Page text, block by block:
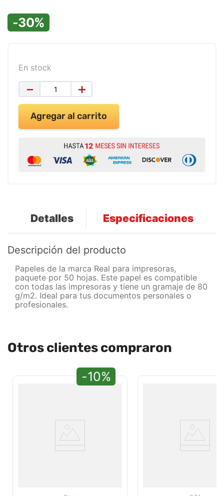
-30%
En stock
＋
－
Agregar al carrito
Detalles Especificaciones
Descripción del producto
Papeles de la marca Real para impresoras,
paquete por 50 hojas. Este papel es compatible
con todas las impresoras y tiene un gramaje de 80
g/m2. Ideal para tus documentos personales o
profesionales.
Otros clientes compraron
-10%
10. calculadora